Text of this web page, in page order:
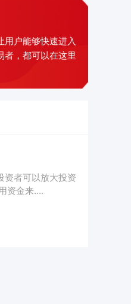
户能够快速进入
者，都可以在这里
资者可以放大投资
资金来....